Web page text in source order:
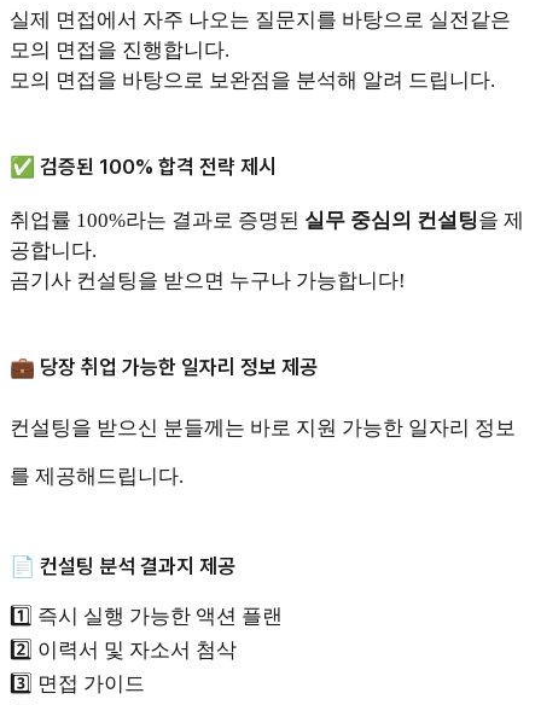
실제 면접에서 자주 나오는 질문지를 바탕으로 실전같은
모의 면접을 진행합니다.
모의 면접을 바탕으로 보완점을 분석해 알려 드립니다.
✅ 검증된 100% 합격 전략 제시
취업률 100%라는 결과로 증명된 실무 중심의 컨설팅을 제
공합니다.
곰기사 컨설팅을 받으면 누구나 가능합니다!
💼 당장 취업 가능한 일자리 정보 제공
컨설팅을 받으신 분들께는 바로 지원 가능한 일자리 정보
를 제공해드립니다.
📄 컨설팅 분석 결과지 제공
1️⃣ 즉시 실행 가능한 액션 플랜
2️⃣ 이력서 및 자소서 첨삭
3️⃣ 면접 가이드